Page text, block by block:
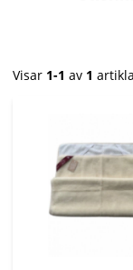
Visar 1-1 av 1